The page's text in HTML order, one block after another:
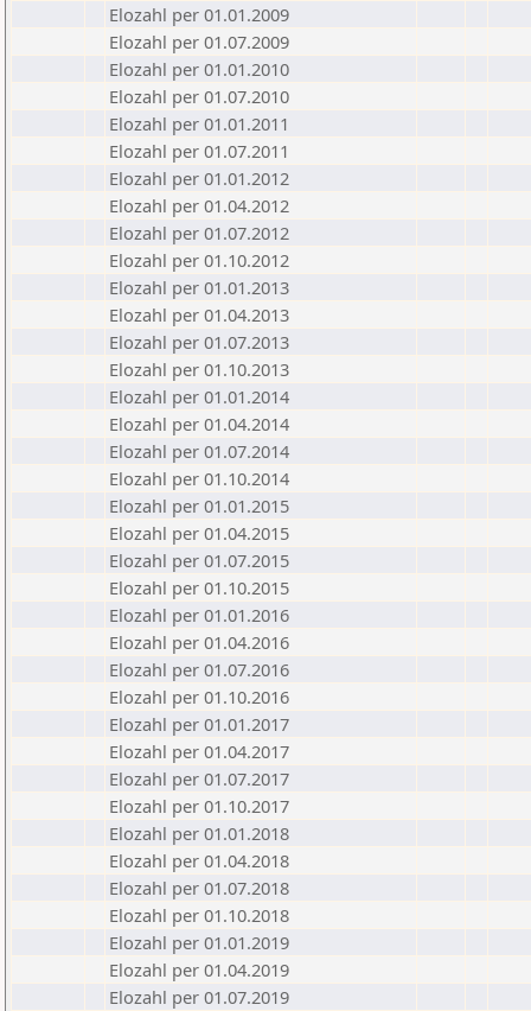
Elozahl per 01.01.2009
Elozahl per 01.07.2009
Elozahl per 01.01.2010
Elozahl per 01.07.2010
Elozahl per 01.01.2011
Elozahl per 01.07.2011
Elozahl per 01.01.2012
Elozahl per 01.04.2012
Elozahl per 01.07.2012
Elozahl per 01.10.2012
Elozahl per 01.01.2013
Elozahl per 01.04.2013
Elozahl per 01.07.2013
Elozahl per 01.10.2013
Elozahl per 01.01.2014
Elozahl per 01.04.2014
Elozahl per 01.07.2014
Elozahl per 01.10.2014
Elozahl per 01.01.2015
Elozahl per 01.04.2015
Elozahl per 01.07.2015
Elozahl per 01.10.2015
Elozahl per 01.01.2016
Elozahl per 01.04.2016
Elozahl per 01.07.2016
Elozahl per 01.10.2016
Elozahl per 01.01.2017
Elozahl per 01.04.2017
Elozahl per 01.07.2017
Elozahl per 01.10.2017
Elozahl per 01.01.2018
Elozahl per 01.04.2018
Elozahl per 01.07.2018
Elozahl per 01.10.2018
Elozahl per 01.01.2019
Elozahl per 01.04.2019
Elozahl per 01.07.2019